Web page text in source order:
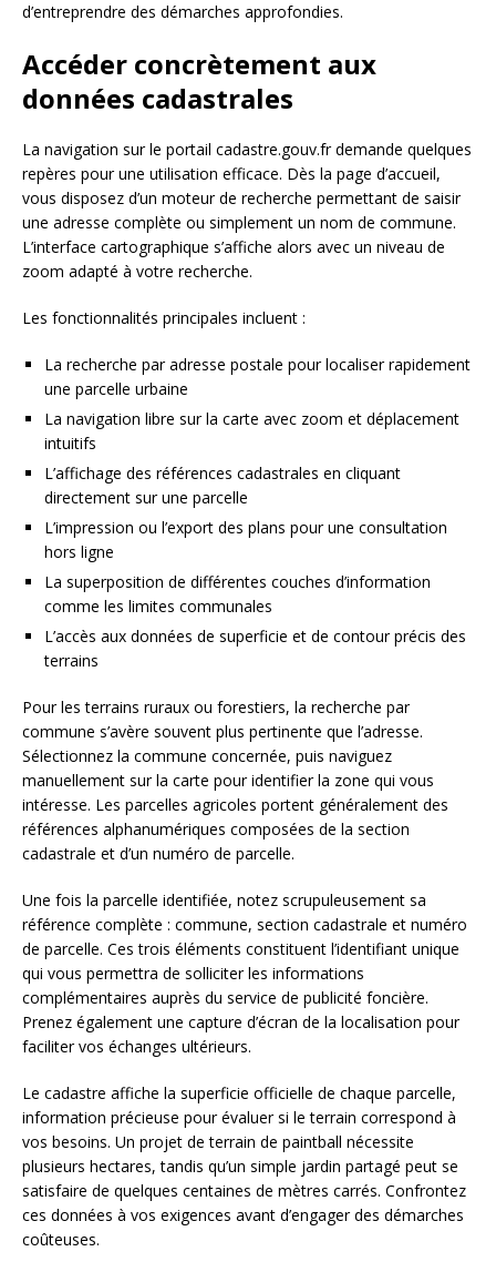
d’entreprendre des démarches approfondies.
Accéder concrètement aux
données cadastrales
La navigation sur le portail cadastre.gouv.fr demande quelques
repères pour une utilisation efficace. Dès la page d’accueil,
vous disposez d’un moteur de recherche permettant de saisir
une adresse complète ou simplement un nom de commune.
L’interface cartographique s’affiche alors avec un niveau de
zoom adapté à votre recherche.
Les fonctionnalités principales incluent :
La recherche par adresse postale pour localiser rapidement
une parcelle urbaine
La navigation libre sur la carte avec zoom et déplacement
intuitifs
L’affichage des références cadastrales en cliquant
directement sur une parcelle
L’impression ou l’export des plans pour une consultation
hors ligne
La superposition de différentes couches d’information
comme les limites communales
L’accès aux données de superficie et de contour précis des
terrains
Pour les terrains ruraux ou forestiers, la recherche par
commune s’avère souvent plus pertinente que l’adresse.
Sélectionnez la commune concernée, puis naviguez
manuellement sur la carte pour identifier la zone qui vous
intéresse. Les parcelles agricoles portent généralement des
références alphanumériques composées de la section
cadastrale et d’un numéro de parcelle.
Une fois la parcelle identifiée, notez scrupuleusement sa
référence complète : commune, section cadastrale et numéro
de parcelle. Ces trois éléments constituent l’identifiant unique
qui vous permettra de solliciter les informations
complémentaires auprès du service de publicité foncière.
Prenez également une capture d’écran de la localisation pour
faciliter vos échanges ultérieurs.
Le cadastre affiche la superficie officielle de chaque parcelle,
information précieuse pour évaluer si le terrain correspond à
vos besoins. Un projet de terrain de paintball nécessite
plusieurs hectares, tandis qu’un simple jardin partagé peut se
satisfaire de quelques centaines de mètres carrés. Confrontez
ces données à vos exigences avant d’engager des démarches
coûteuses.